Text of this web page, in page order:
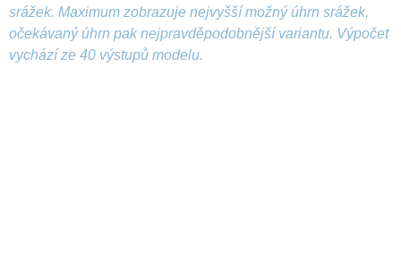
srážek. Maximum zobrazuje nejvyšší možný úhrn srážek,
očekávaný úhrn pak nejpravděpodobnější variantu. Výpočet
vychází ze 40 výstupů modelu.